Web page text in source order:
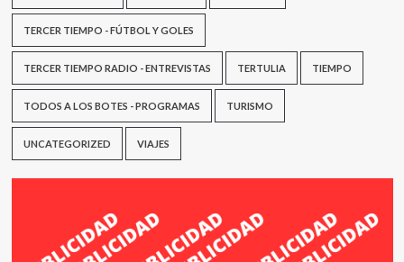
TERCER TIEMPO - FÚTBOL Y GOLES
TERCER TIEMPO RADIO - ENTREVISTAS TERTULIA TIEMPO
TODOS A LOS BOTES - PROGRAMAS TURISMO
UNCATEGORIZED VIAJES